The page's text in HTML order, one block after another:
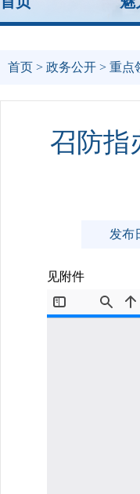
首页 > 政务公开 > 重点
召防指
发布
见附件